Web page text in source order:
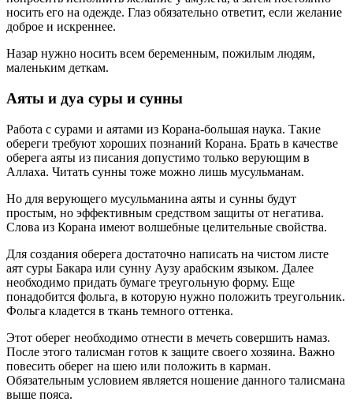
носить его на одежде. Глаз обязательно ответит, если желание
доброе и искреннее.
Назар нужно носить всем беременным, пожилым людям,
маленьким деткам.
Аяты и дуа суры и сунны
Работа с сурами и аятами из Корана-большая наука. Такие
обереги требуют хороших познаний Корана. Брать в качестве
оберега аяты из писания допустимо только верующим в
Аллаха. Читать сунны тоже можно лишь мусульманам.
Но для верующего мусульманина аяты и сунны будут
простым, но эффективным средством защиты от негатива.
Слова из Корана имеют волшебные целительные свойства.
Для создания оберега достаточно написать на чистом листе
аят суры Бакара или сунну Аузу арабским языком. Далее
необходимо придать бумаге треугольную форму. Еще
понадобится фольга, в которую нужно положить треугольник.
Фольга кладется в ткань темного оттенка.
Этот оберег необходимо отнести в мечеть совершить намаз.
После этого талисман готов к защите своего хозяина. Важно
повесить оберег на шею или положить в карман.
Обязательным условием является ношение данного талисмана
выше пояса.